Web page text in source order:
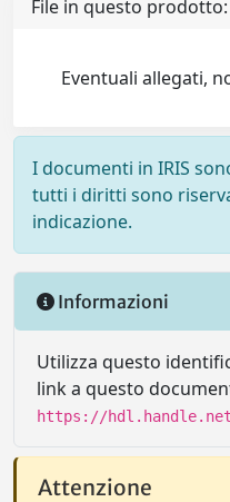
File in questo prodotto:
Eventuali allegati,
I documenti in IRIS
tutti i diritti sono
indicazione.
Informazioni
Utilizza questo
link a questo
https://hdl.handle.net/
Attenzione